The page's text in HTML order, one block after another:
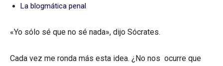
La blogmática penal
«Yo sólo sé que no sé nada», dijo Sócrates.
Cada vez me ronda más esta idea. ¿No nos ocurre que